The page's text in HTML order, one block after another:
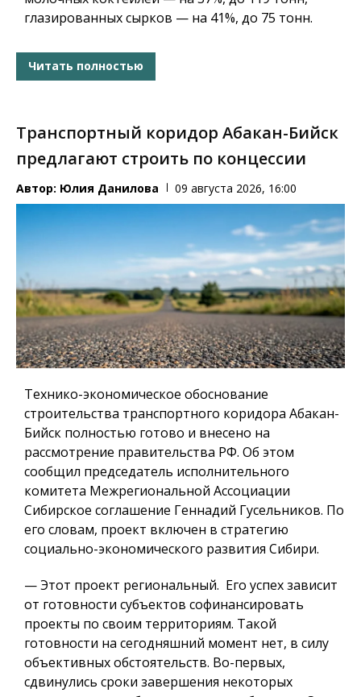
глазированных сырков — на 41%, до 75 тонн.
Читать полностью
Транспортный коридор Абакан-Бийск
предлагают строить по концессии
Автор: Юлия Данилова 09 августа 2026, 16:00
Технико-экономическое обоснование
строительства транспортного коридора Абакан-
Бийск полностью готово и внесено на
рассмотрение правительства РФ. Об этом
сообщил председатель исполнительного
комитета Межрегиональной Ассоциации
Сибирское соглашение Геннадий Гусельников. По
его словам, проект включен в стратегию
социально-экономического развития Сибири.
— Этот проект региональный. Его успех зависит
от готовности субъектов софинансировать
проекты по своим территориям. Такой
готовности на сегодняшний момент нет, в силу
объективных обстоятельств. Во-первых,
сдвинулись сроки завершения некоторых